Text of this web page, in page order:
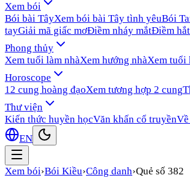
Xem bói
Bói bài TâyXem bói bài Tây tình yêuBói
tayGiải mã giấc mơĐiềm nháy mắtĐiềm
Phong thủy
Xem tuổi làm nhàXem hướng nhàXem tuổi
Horoscope
12 cung hoàng đạoXem tương hợp 2 cung
Thư viện
Kiến thức huyền họcVăn khấn cổ truyền
EN
Xem bói›Bói Kiều›Công danh›Quẻ số 382